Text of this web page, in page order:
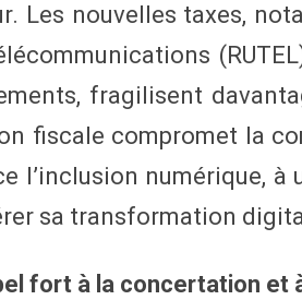
Les nouvelles taxes,
fragilisent
fiscale compromet la
l’inclusion numérique,
sa transformation
fort à la concertation et